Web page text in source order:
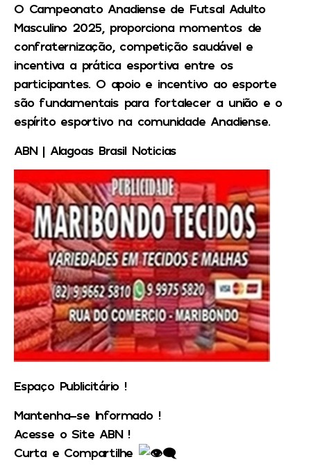
O Campeonato Anadiense de Futsal Adulto
Masculino 2025, proporciona momentos de
confraternização, competição saudável e
incentiva a prática esportiva entre os
participantes. O apoio e incentivo ao esporte
são fundamentais para fortalecer a união e o
espírito esportivo na comunidade Anadiense.
ABN | Alagoas Brasil Noticias
Espaço Publicitário !
Mantenha-se Informado !
Acesse o Site ABN !
Curta e Compartilhe